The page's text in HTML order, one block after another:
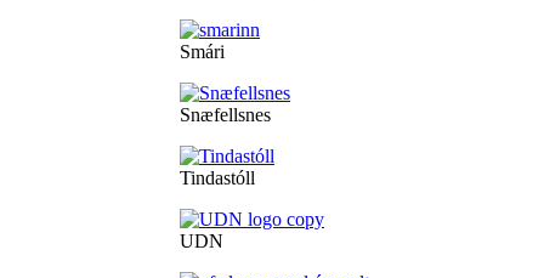
Smári
Snæfellsnes
Tindastóll
UDN